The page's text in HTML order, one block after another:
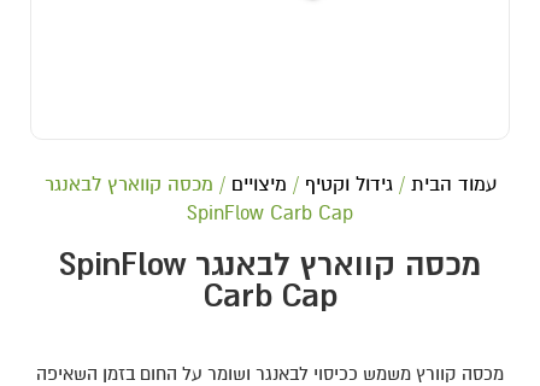
עמוד הבית /גידול וקטיף / מיצויים / מכסה קווארץ לבאנגר
SpinFlow Carb Cap
מכסה קווארץ לבאנגר SpinFlow
Carb Cap
מכסה קוורץ משמש ככיסוי לבאנגר ושומר על החום בזמן השאיפה